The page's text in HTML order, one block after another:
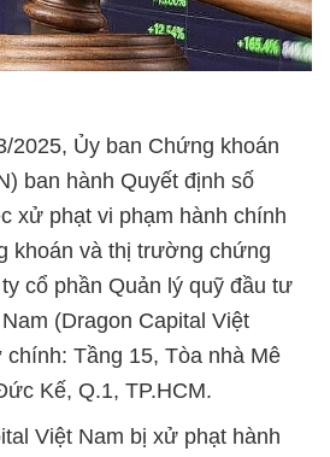
2025, Ủy ban Chứng khoán
ban hành Quyết định số
xử phạt vi phạm hành chính
khoán và thị trường chứng
cổ phần Quản lý quỹ đầu tư
(Dragon Capital Việt
Tầng 15, Tòa nhà Mê
Kế, Q.1, TP.HCM.
Việt Nam bị xử phạt hành